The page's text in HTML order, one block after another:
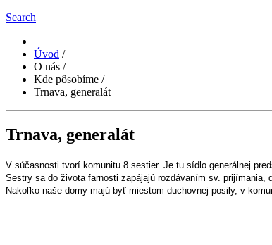
Search
Úvod /
O nás /
Kde pôsobíme /
Trnava, generalát
Trnava, generalát
V súčasnosti tvorí komunitu 8 sestier. Je tu sídlo generálnej
Sestry sa do života farnosti zapájajú rozdávaním sv.
Nakoľko naše domy majú byť miestom duchovnej posily, v